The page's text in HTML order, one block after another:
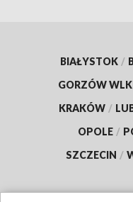
BIAŁYSTOK /
GORZÓW
KRAKÓW /
OPOLE /
SZCZECIN /